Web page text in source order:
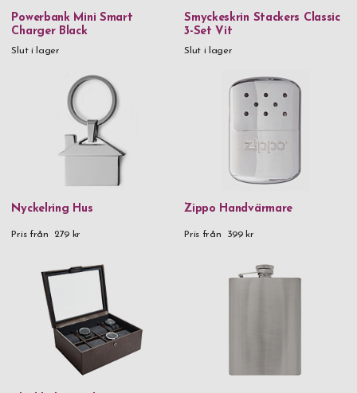
90% återvunnet rostfritt stål & plast
Aluminium
Aluminium & metall
Aluminium & trä
Blyfritt kristallglas
bamboo
Glas
Handgjort glas
Kristallglas
Läder
Läder & rostfritt stål
Metall
Powerbank Mini Smart
Charger Black
Slut i lager
Smyckeskrin Stackers Classic
3-Set Vit
Slut i lager
Nyckelring Hus
Pris från 279 kr
Zippo Handvärmare
Pris från 399 kr